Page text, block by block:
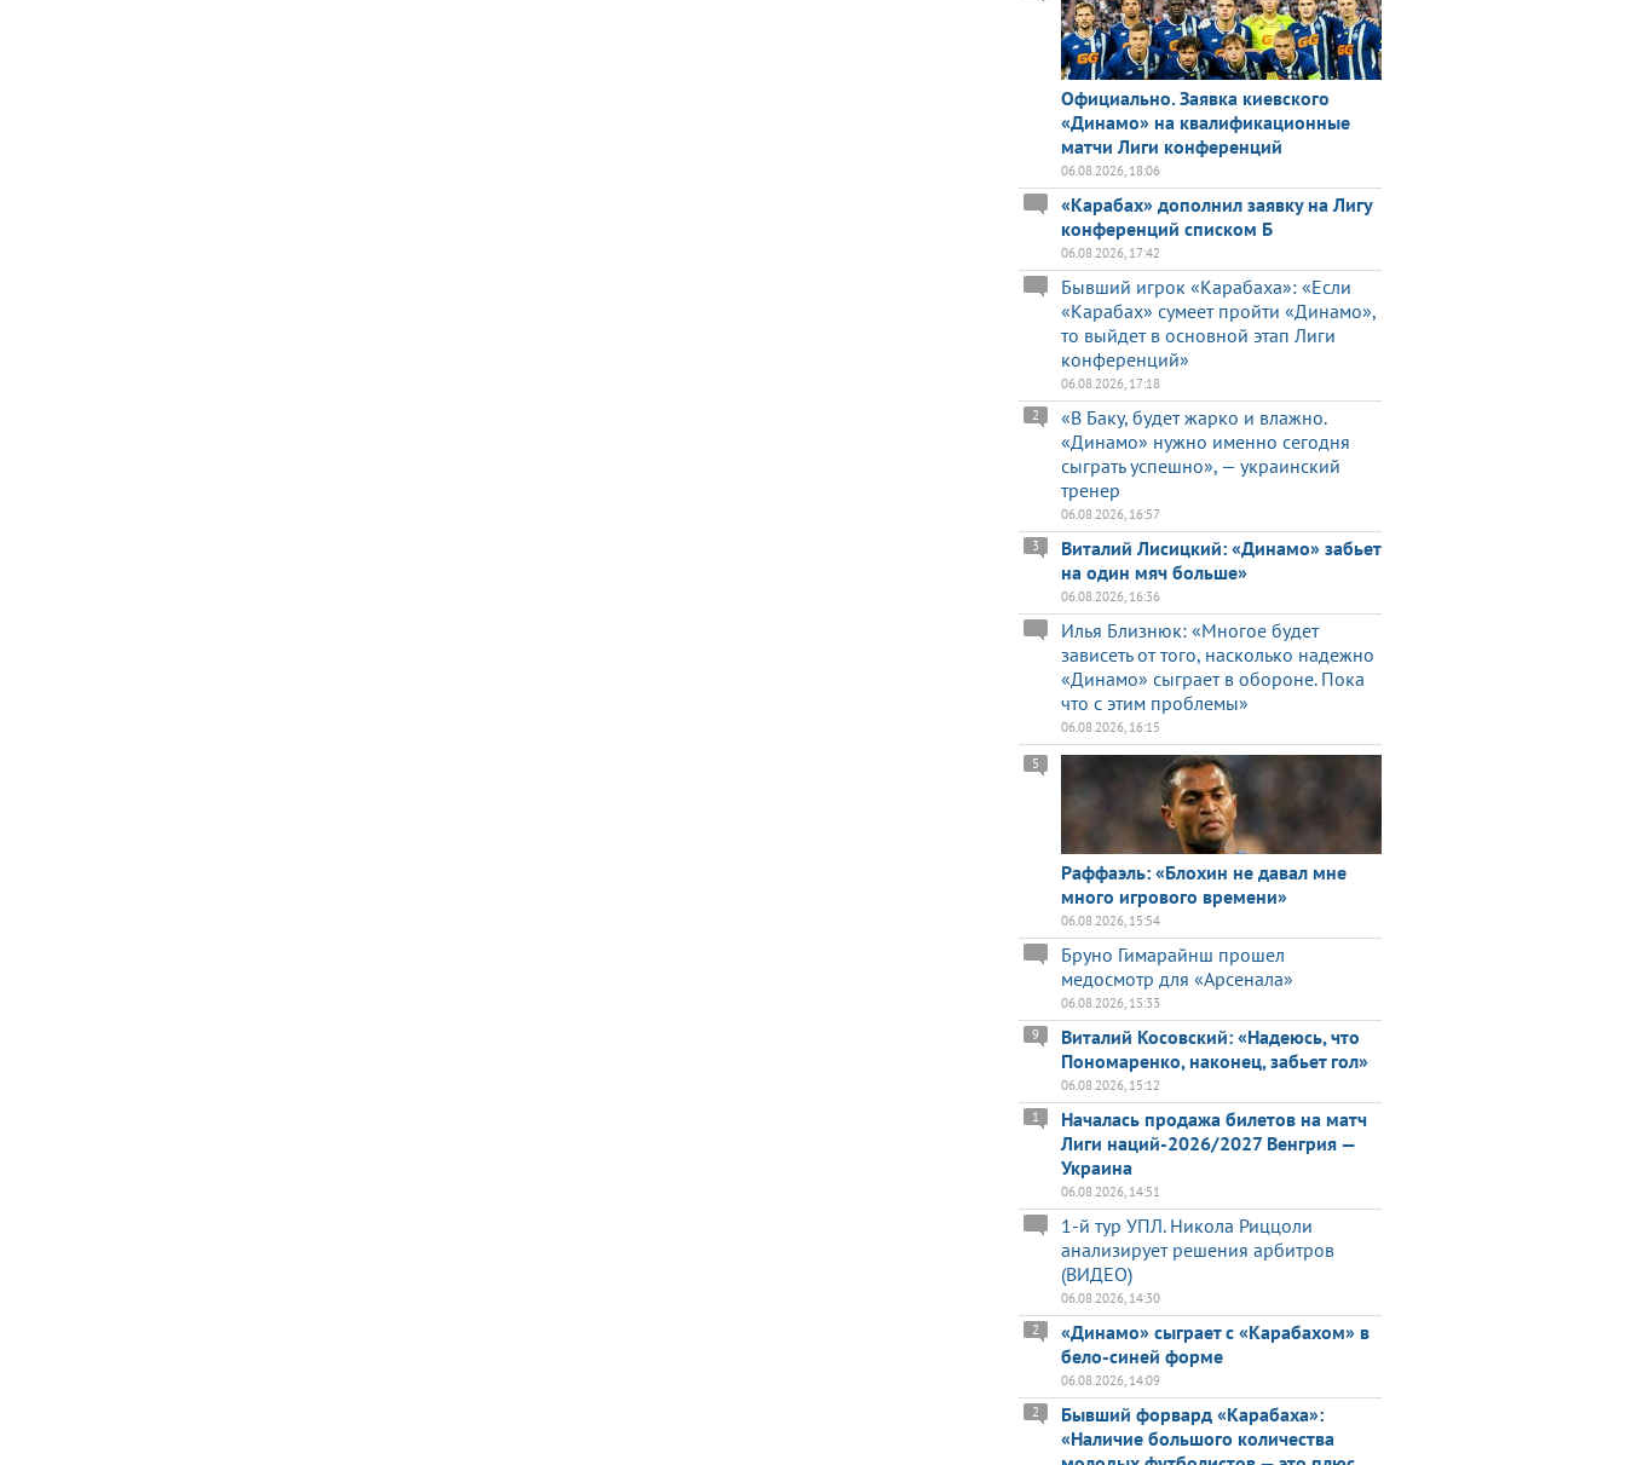
Официально. Заявка киевского
«Динамо» на квалификационные
матчи Лиги конференций
06.08.2026, 18:06
«Карабах» дополнил заявку на Лигу
конференций списком Б
06.08.2026, 17:42
Бывший игрок «Карабаха»: «Если
«Карабах» сумеет пройти «Динамо»,
то выйдет в основной этап Лиги
конференций»
06.08.2026, 17:18
«В Баку, будет жарко и влажно.
«Динамо» нужно именно сегодня
сыграть успешно», — украинский
тренер
2
06.08.2026, 16:57
Виталий Лисицкий: «Динамо» забьет
на один мяч больше»
3
06.08.2026, 16:36
Илья Близнюк: «Многое будет
зависеть от того, насколько надежно
«Динамо» сыграет в обороне. Пока
что с этим проблемы»
06.08.2026, 16:15
Раффаэль: «Блохин не давал мне
много игрового времени»
5
06.08.2026, 15:54
Бруно Гимарайнш прошел
медосмотр для «Арсенала»
06.08.2026, 15:33
Виталий Косовский: «Надеюсь, что
Пономаренко, наконец, забьет гол»
9
06.08.2026, 15:12
Началась продажа билетов на матч
Лиги наций-2026/2027 Венгрия —
Украина
1
06.08.2026, 14:51
1-й тур УПЛ. Никола Риццоли
анализирует решения арбитров
(ВИДЕО)
06.08.2026, 14:30
«Динамо» сыграет с «Карабахом» в
бело-синей форме
2
06.08.2026, 14:09
Бывший форвард «Карабаха»:
«Наличие большого количества
2